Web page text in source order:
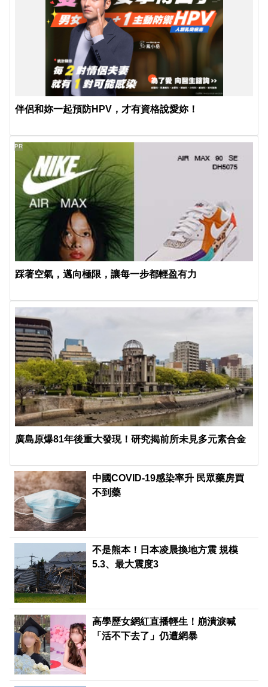
伴侶和妳一起預防HPV，才有資格說愛妳！
踩著空氣，邁向極限，讓每一步都輕盈有力
PR
廣島原爆81年後重大發現！研究揭前所未見多元素合金
中國COVID-19感染率升 民眾藥房買
不到藥
不是熊本！日本凌晨換地方震 規模
5.3、最大震度3
高學歷女網紅直播輕生！崩潰淚喊
「活不下去了」仍遭網暴